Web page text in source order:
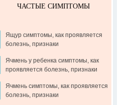
ЧАСТЫЕ СИМПТОМЫ
Ящур симптомы, как проявляется
болезнь, признаки
Ячмень у ребенка симптомы, как
проявляется болезнь, признаки
Ячмень симптомы, как проявляется
болезнь, признаки